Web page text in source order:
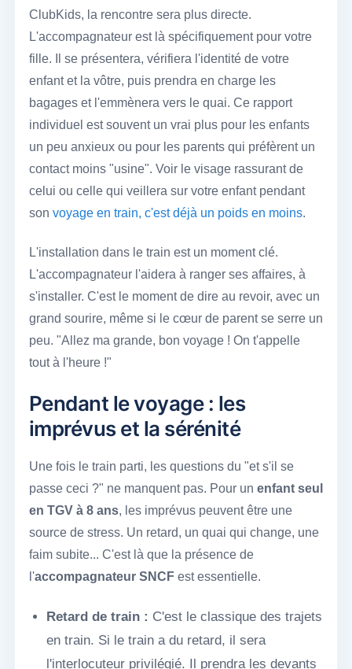
ClubKids, la rencontre sera plus directe.
L'accompagnateur est là spécifiquement pour votre
fille. Il se présentera, vérifiera l'identité de votre
enfant et la vôtre, puis prendra en charge les
bagages et l'emmènera vers le quai. Ce rapport
individuel est souvent un vrai plus pour les enfants
un peu anxieux ou pour les parents qui préfèrent un
contact moins "usine". Voir le visage rassurant de
celui ou celle qui veillera sur votre enfant pendant
son voyage en train, c'est déjà un poids en moins.
L'installation dans le train est un moment clé.
L'accompagnateur l'aidera à ranger ses affaires, à
s'installer. C'est le moment de dire au revoir, avec un
grand sourire, même si le cœur de parent se serre un
peu. "Allez ma grande, bon voyage ! On t'appelle
tout à l'heure !"
Pendant le voyage : les
imprévus et la sérénité
Une fois le train parti, les questions du "et s'il se
passe ceci ?" ne manquent pas. Pour un enfant seul
en TGV à 8 ans, les imprévus peuvent être une
source de stress. Un retard, un quai qui change, une
faim subite... C'est là que la présence de
l'accompagnateur SNCFest essentielle.
Retard de train : C'est le classique des trajets
en train. Si le train a du retard, il sera
l'interlocuteur privilégié. Il prendra les devants